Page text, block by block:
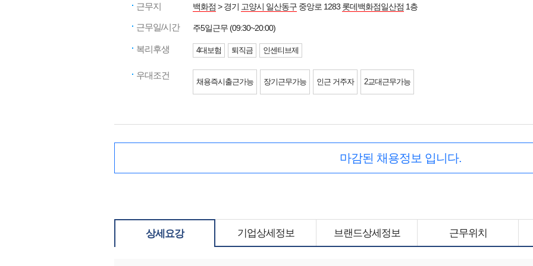
근무지 백화점 > 경기 고양시 일산동구 중앙로 1283 롯데백화점일산점 1층
근무일/시간 주5일근무 (09:30~20:00)
복리후생 4대보험 퇴직금 인센티브제
우대조건
채용즉시출근가능 장기근무가능 인근 거주자 2교대근무가능
마감된 채용정보 입니다.
상세요강 기업상세정보 브랜드상세정보 근무위치